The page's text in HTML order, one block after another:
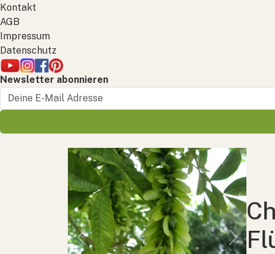
Kontakt
AGB
Impressum
Datenschutz
Newsletter abonnieren
Previous Next